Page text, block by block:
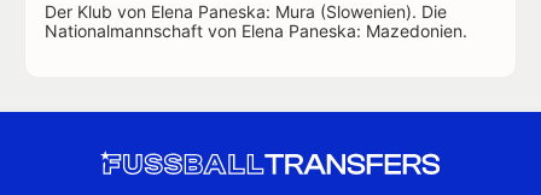
Der Klub von Elena Paneska: Mura (Slowenien). Die
Nationalmannschaft von Elena Paneska: Mazedonien.